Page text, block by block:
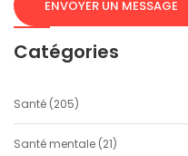
Catégories
Santé (205)
Santé mentale (21)